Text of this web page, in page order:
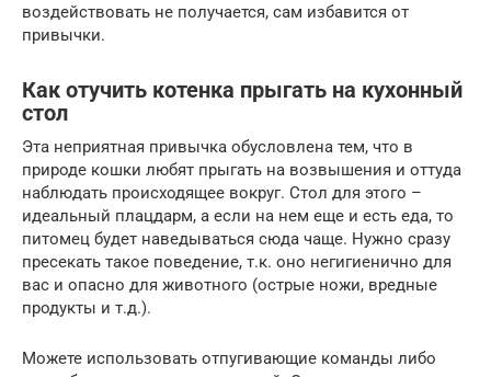
воздействовать не получается, сам избавится от
привычки.
Как отучить котенка прыгать на кухонный
стол
Эта неприятная привычка обусловлена тем, что в
природе кошки любят прыгать на возвышения и оттуда
наблюдать происходящее вокруг. Стол для этого –
идеальный плацдарм, а если на нем еще и есть еда, то
питомец будет наведываться сюда чаще. Нужно сразу
пресекать такое поведение, т.к. оно негигиенично для
вас и опасно для животного (острые ножи, вредные
продукты и т.д.).
Можете использовать отпугивающие команды либо